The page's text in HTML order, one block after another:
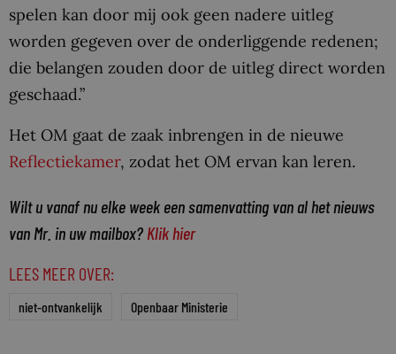
spelen kan door mij ook geen nadere uitleg
worden gegeven over de onderliggende redenen;
die belangen zouden door de uitleg direct worden
geschaad.”
Het OM gaat de zaak inbrengen in de nieuwe
Reflectiekamer, zodat het OM ervan kan leren.
Wilt u vanaf nu elke week een samenvatting van al het nieuws
van Mr. in uw mailbox? Klik hier
LEES MEER OVER:
niet-ontvankelijk Openbaar Ministerie